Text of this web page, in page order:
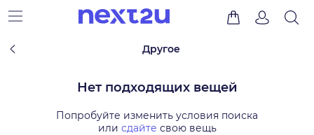
Другое
Нет подходящих вещей
Попробуйте изменить условия поиска
или сдайте свою вещь